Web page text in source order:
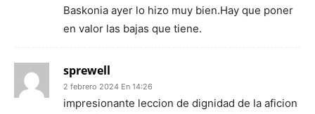
Baskonia ayer lo hizo muy bien.Hay que poner
en valor las bajas que tiene.
sprewell
2 febrero 2024 En 14:26
impresionante leccion de dignidad de la aficion